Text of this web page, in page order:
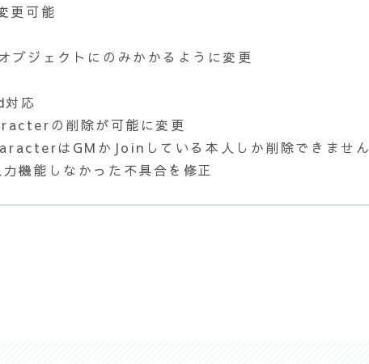
更可能
ジェクトにのみかかるように変更
応
の削除が可能に変更
はGMかJoinしている本人しか削除できません
機能しなかった不具合を修正